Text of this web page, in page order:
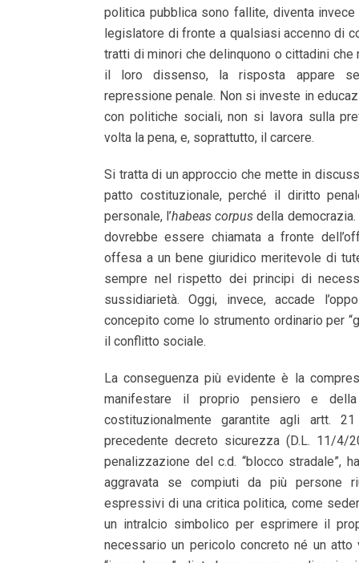
politica pubblica sono fallite, diventa
legislatore di fronte a qualsiasi accenno di
tratti di minori che delinquono o cittadini che
il loro dissenso, la risposta appare
repressione penale. Non si investe in
con politiche sociali, non si lavora sulla
volta la pena, e, soprattutto, il carcere.
Si tratta di un approccio che mette in
patto costituzionale, perché il diritto
personale, l’habeas corpus della
dovrebbe essere chiamata a fronte
offesa a un bene giuridico meritevole di
sempre nel rispetto dei principi di
sussidiarietà. Oggi, invece, accade
concepito come lo strumento ordinario per
il conflitto sociale.
La conseguenza più evidente è la
manifestare il proprio pensiero e
costituzionalmente garantite agli artt.
precedente decreto sicurezza (D.L. 11/4/
penalizzazione del c.d. “blocco stradale”,
aggravata se compiuti da più persone
espressivi di una critica politica, come
un intralcio simbolico per esprimere il
necessario un pericolo concreto né un atto